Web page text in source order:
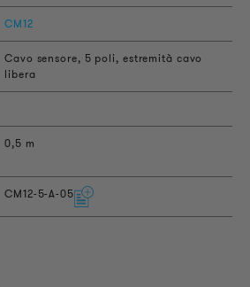
CM12
Cavo sensore, 5 poli, estremità cavo
libera
0,5 m
CM12-5-A-05